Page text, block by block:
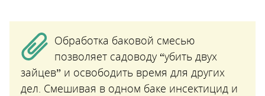
Обработка баковой смесью
позволяет садоводу “убить двух
зайцев” и освободить время для других
дел. Смешивая в одном баке инсектицид и